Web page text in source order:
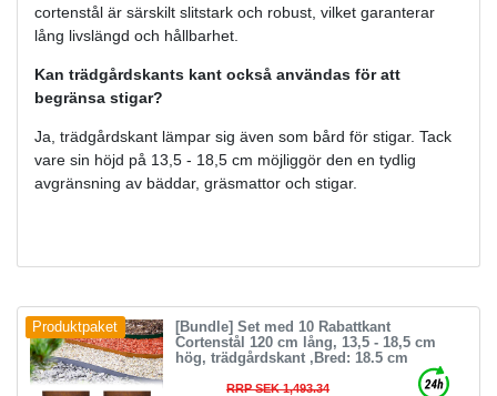
cortenstål är särskilt slitstark och robust, vilket garanterar
lång livslängd och hållbarhet.
Kan trädgårdskants kant också användas för att
begränsa stigar?
Ja, trädgårdskant lämpar sig även som bård för stigar. Tack
vare sin höjd på 13,5 - 18,5 cm möjliggör den en tydlig
avgränsning av bäddar, gräsmattor och stigar.
Produktpaket
[Bundle] Set med 10 Rabattkant
Cortenstål 120 cm lång, 13,5 - 18,5 cm
hög, trädgårdskant ,Bred: 18.5 cm
RRP SEK 1,493.34